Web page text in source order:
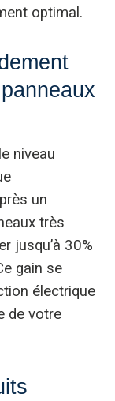
optimal.
niveau
un
très
jusqu’à 30%
gain se
électrique
de votre